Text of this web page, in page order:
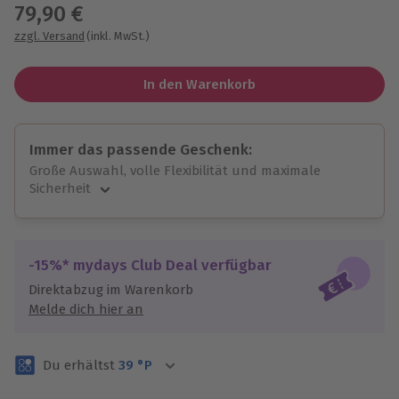
79,90 €
zzgl. Versand (inkl. MwSt.)
In den Warenkorb
Immer das passende Geschenk:
Große Auswahl, volle Flexibilität und maximale
Sicherheit
Jeder Gutschein für alle Erlebnisse einlösbar.
Maximale Sicherheit
3 Jahre gültig & verlängerbar.
-15%* mydays Club Deal verfügbar
Direktabzug im Warenkorb
Melde dich hier an
Du erhältst 39 °P